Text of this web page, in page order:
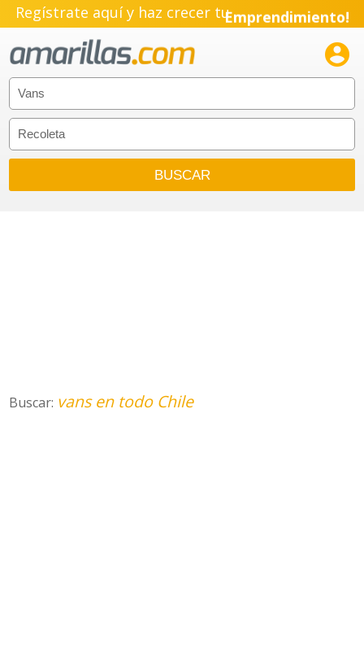
Regístrate aquí y haz crecer tuEmprendimiento!

Buscar: vans en todo Chile